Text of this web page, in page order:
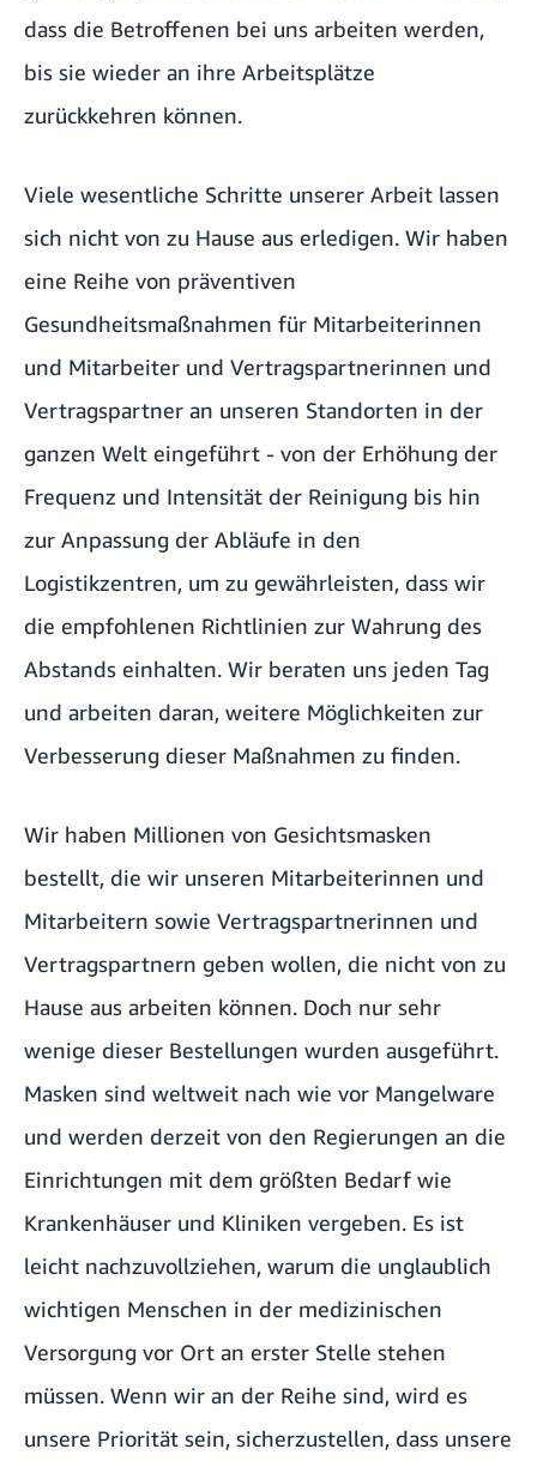
dass die Betroffenen bei uns arbeiten werden,
bis sie wieder an ihre Arbeitsplätze
zurückkehren können.
Viele wesentliche Schritte unserer Arbeit lassen
sich nicht von zu Hause aus erledigen. Wir haben
eine Reihe von präventiven
Gesundheitsmaßnahmen für Mitarbeiterinnen
und Mitarbeiter und Vertragspartnerinnen und
Vertragspartner an unseren Standorten in der
ganzen Welt eingeführt - von der Erhöhung der
Frequenz und Intensität der Reinigung bis hin
zur Anpassung der Abläufe in den
Logistikzentren, um zu gewährleisten, dass wir
die empfohlenen Richtlinien zur Wahrung des
Abstands einhalten. Wir beraten uns jeden Tag
und arbeiten daran, weitere Möglichkeiten zur
Verbesserung dieser Maßnahmen zu finden.
Wir haben Millionen von Gesichtsmasken
bestellt, die wir unseren Mitarbeiterinnen und
Mitarbeitern sowie Vertragspartnerinnen und
Vertragspartnern geben wollen, die nicht von zu
Hause aus arbeiten können. Doch nur sehr
wenige dieser Bestellungen wurden ausgeführt.
Masken sind weltweit nach wie vor Mangelware
und werden derzeit von den Regierungen an die
Einrichtungen mit dem größten Bedarf wie
Krankenhäuser und Kliniken vergeben. Es ist
leicht nachzuvollziehen, warum die unglaublich
wichtigen Menschen in der medizinischen
Versorgung vor Ort an erster Stelle stehen
müssen. Wenn wir an der Reihe sind, wird es
unsere Priorität sein, sicherzustellen, dass unsere